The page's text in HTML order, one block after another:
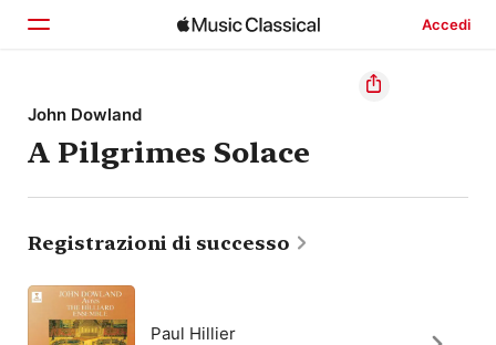
Accedi
Home
Scopri
Cerca
John Dowland
A Pilgrimes Solace
Registrazioni di successo
Paul Hillier